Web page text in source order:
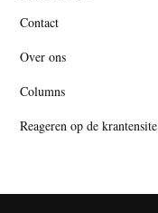
Contact
Over ons
Columns
Reageren op de krantensite